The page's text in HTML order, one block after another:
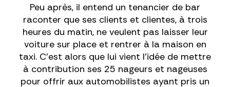
Peu après, il entend un tenancier de bar
raconter que ses clients et clientes, à trois
heures du matin, ne veulent pas laisser leur
voiture sur place et rentrer à la maison en
taxi. C'est alors que lui vient l'idée de mettre
à contribution ses 25 nageurs et nageuses
pour offrir aux automobilistes ayant pris un